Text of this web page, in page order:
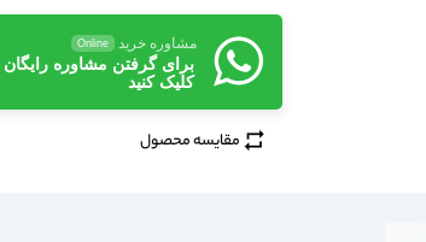
مشاوره خرید Online
برای گرفتن مشاوره رایگان
کلیک کنید
مقایسه محصول